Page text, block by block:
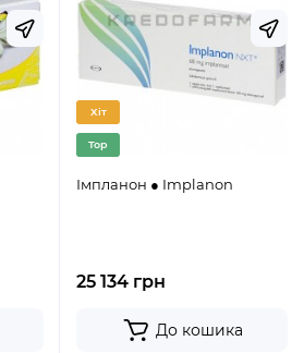
Хіт
Top
Імпланон ● Implanon
25 134 грн
До кошика